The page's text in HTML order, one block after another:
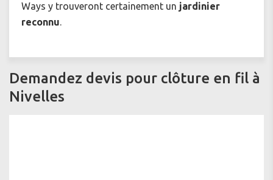
Ways y trouveront certainement un jardinier
reconnu.
Demandez devis pour clôture en fil à
Nivelles